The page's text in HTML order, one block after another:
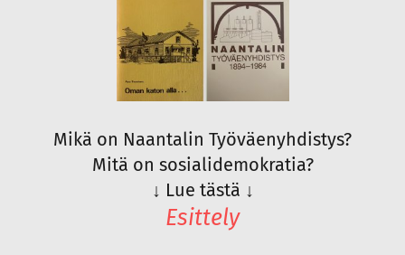
Mikä on Naantalin Työväenyhdistys?
Mitä on sosialidemokratia?
↓ Lue tästä ↓
Esittely